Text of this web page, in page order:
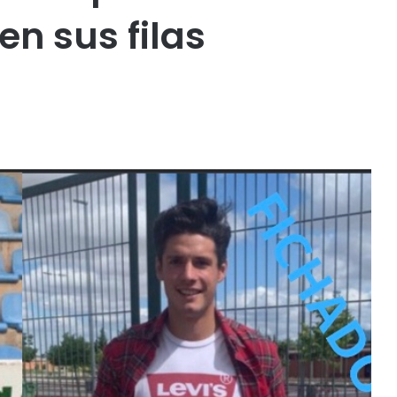
sus filas